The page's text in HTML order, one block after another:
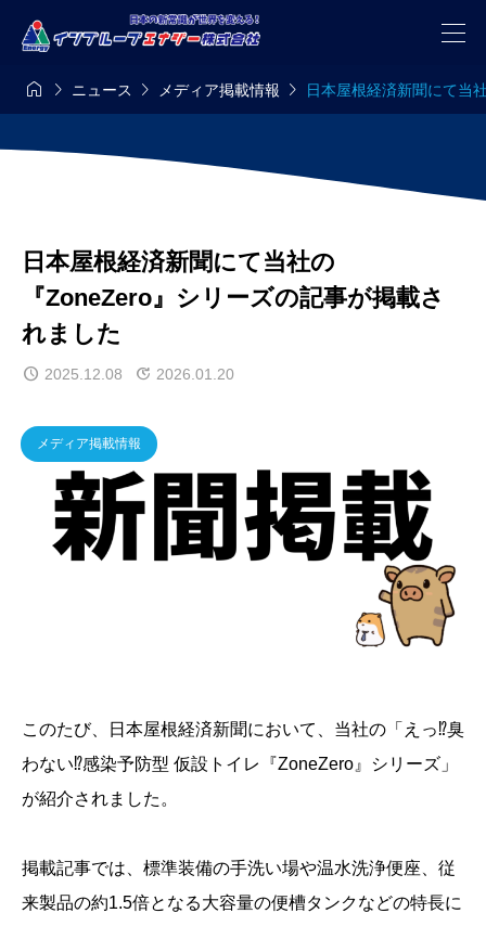
  ニュース  メディア掲載情報  日本屋根経済新聞にて当
日本屋根経済新聞にて当社の
『ZoneZero』シリーズの記事が掲載さ
れました
2025.12.08 2026.01.20
メディア掲載情報
このたび、日本屋根経済新聞において、当社の「えっ⁉臭
わない⁉感染予防型 仮設トイレ『ZoneZero』シリーズ」
が紹介されました。
掲載記事では、標準装備の手洗い場や温水洗浄便座、従
来製品の約1.5倍となる大容量の便槽タンクなどの特長に